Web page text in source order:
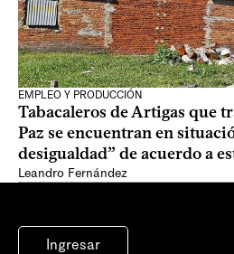
EMPLEO Y PRODUCCIÓN
Tabacaleros de Artigas que
Paz se encuentran en
desigualdad” de acuerdo a
Leandro Fernández
Ingresar